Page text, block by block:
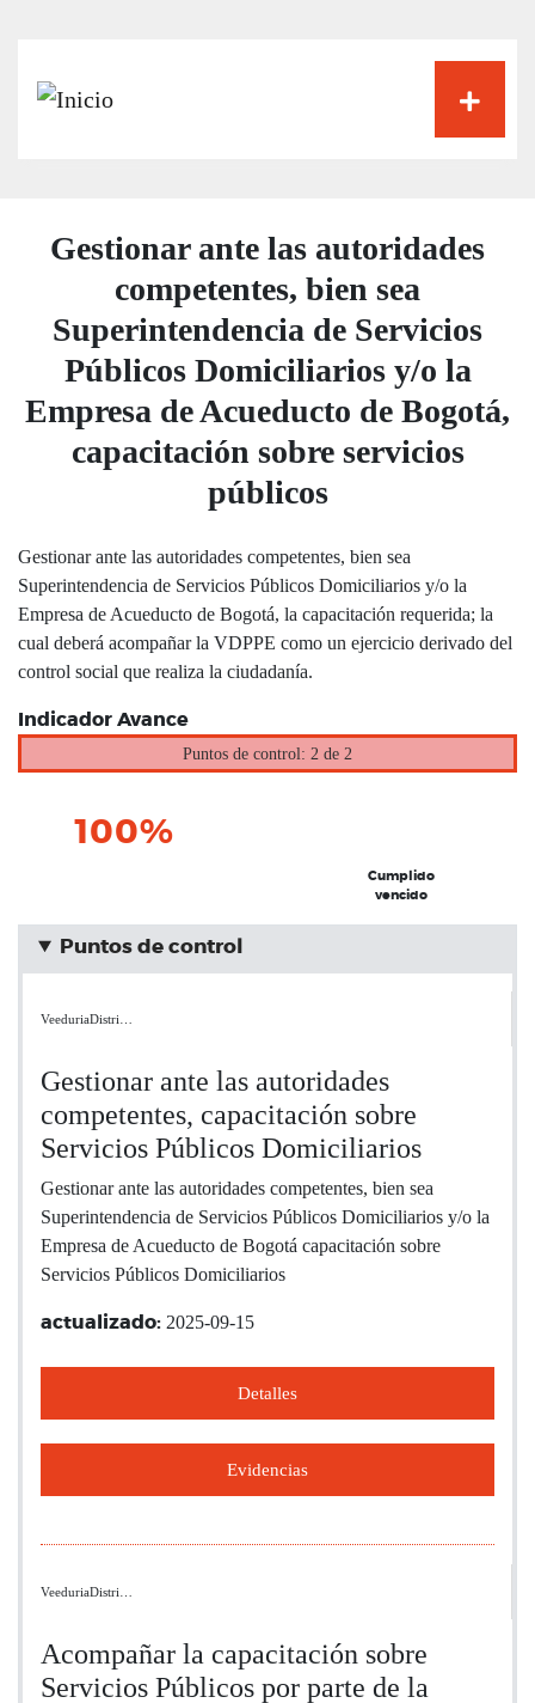
Gestionar ante las autoridades
competentes, bien sea
Superintendencia de Servicios
Públicos Domiciliarios y/o la
Empresa de Acueducto de Bogotá,
capacitación sobre servicios
públicos
Gestionar ante las autoridades competentes, bien sea
Superintendencia de Servicios Públicos Domiciliarios y/o la
Empresa de Acueducto de Bogotá, la capacitación requerida; la
cual deberá acompañar la VDPPE como un ejercicio derivado del
control social que realiza la ciudadanía.
Indicador Avance
Puntos de control: 2 de 2
100%
Cumplido
vencido
Puntos de control
VeeduriaDistri…
Gestionar ante las autoridades
competentes, capacitación sobre
Servicios Públicos Domiciliarios
Gestionar ante las autoridades competentes, bien sea
Superintendencia de Servicios Públicos Domiciliarios y/o la
Empresa de Acueducto de Bogotá capacitación sobre
Servicios Públicos Domiciliarios
actualizado: 2025-09-15
Detalles
Evidencias
VeeduriaDistri…
Acompañar la capacitación sobre
Servicios Públicos por parte de la